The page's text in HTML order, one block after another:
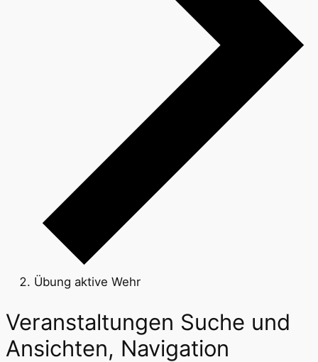
Übung aktive Wehr
Veranstaltungen
Veranstaltungen Suche und
Ansichten, Navigation